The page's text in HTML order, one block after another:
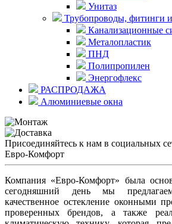
Унитаз
Трубопроводы, фитинги
Канализационные
Металопластик
ПНД
Полипропилен
Энергофлекс
РАСПРОДАЖА
Алюминиевые окна
Присоединяйтесь к нам в социальных
Евро-Комфорт
Компания «Евро-Комфорт» была
сегодняшний день мы
качественное остекление оконными
проверенных брендов, а также